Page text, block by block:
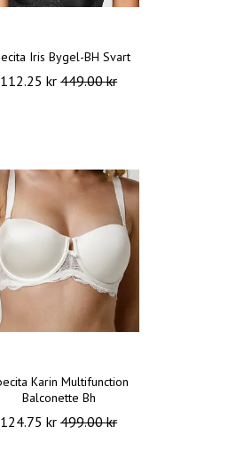
Iris Bygel-BH Svart
112.25 kr449.00 kr
Karin Multifunction
Balconette Bh
124.75 kr499.00 kr